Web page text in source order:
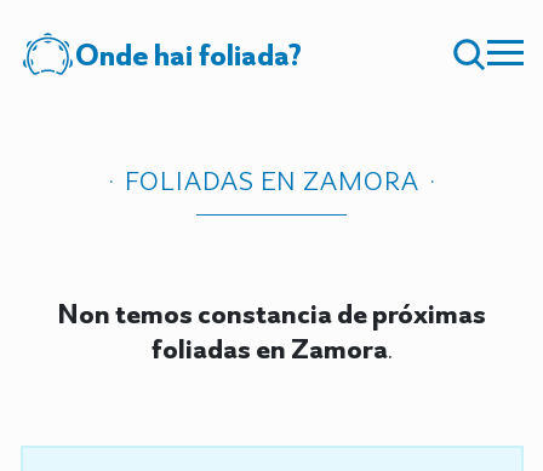
Onde hai foliada?
FOLIADAS EN ZAMORA
Non temos constancia de próximas
foliadas en Zamora.